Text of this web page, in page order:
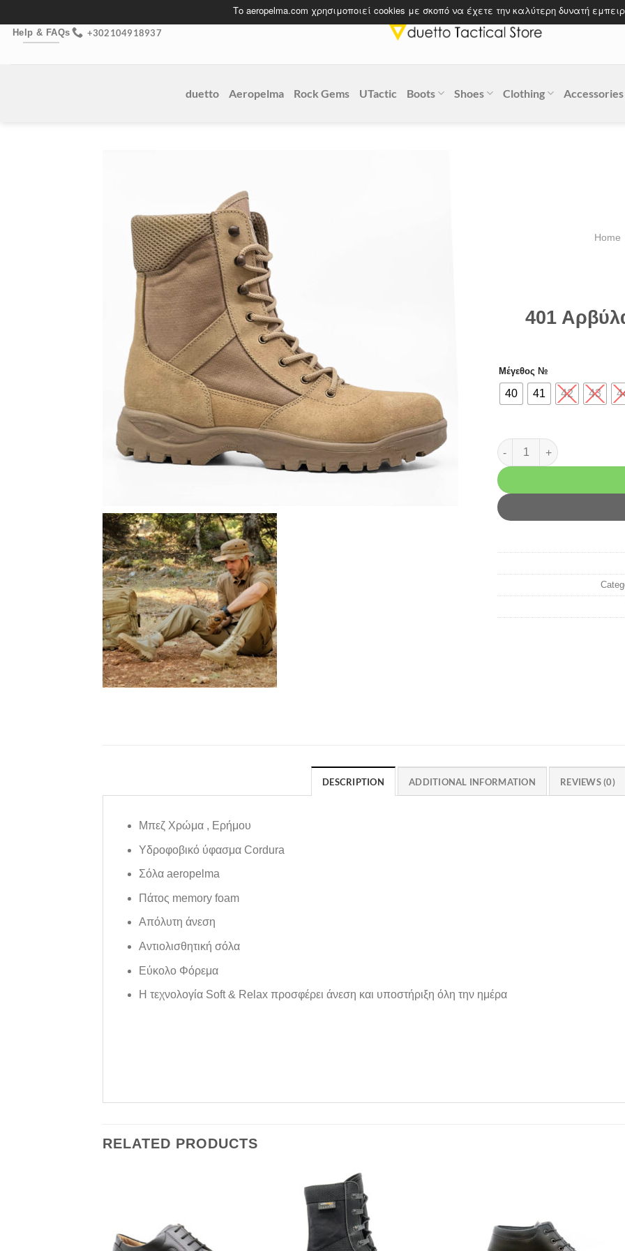
to
content
Help & FAQs +302104918937
duetto Aeropelma Rock Gems UTactic Boots Shoes Clothing Accessories
Home
401
Μέγεθος №
40 41 42 43
401 Αρβύλα Ερήμου
DESCRIPTION ADDITIONAL INFORMATION REVIEWS (0)
Μπεζ Χρώμα , Ερήμου
Υδροφοβικό ύφασμα Cordura
Σόλα aeropelma
Πάτος memory foam
Aπόλυτη άνεση
Aντιολισθητική σόλα
Εύκολο Φόρεμα
Η τεχνολογία Soft & Relax προσφέρει άνεση και υποστήριξη όλη την ημέρα
RELATED PRODUCTS
Το aeropelma.com χρησιμοποιεί cookies με σκοπό να έχετε την καλύτερη δυνατή